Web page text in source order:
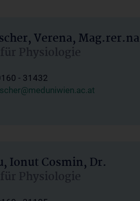
Verena,
Physiologie
- 31432
Ionut Cosmin, Dr.
Physiologie